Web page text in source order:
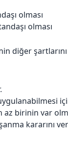
olması
olması
diğer
birinin var
kararını